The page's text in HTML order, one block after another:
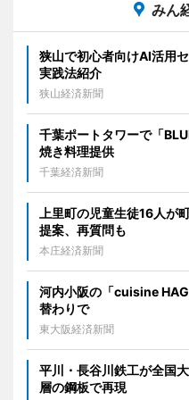
みん
狭山で初心者向けAI活用
実践法紹介
狭山経済新聞
千葉ポートタワーで「
焼き料理提供
千葉経済新聞
上里町の児童生徒16人
提案、再質問も
本庄経済新聞
河内小阪の「cuisine
替わりで
東大阪経済新聞
平川・長谷川鉄工が全国
層の鋼板で再現